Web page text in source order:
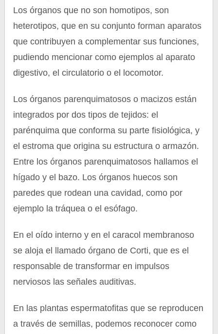
Los órganos que no son homotipos, son
heterotipos, que en su conjunto forman aparatos
que contribuyen a complementar sus funciones,
pudiendo mencionar como ejemplos al aparato
digestivo, el circulatorio o el locomotor.
Los órganos parenquimatosos o macizos están
integrados por dos tipos de tejidos: el
parénquima que conforma su parte fisiológica, y
el estroma que origina su estructura o armazón.
Entre los órganos parenquimatosos hallamos el
hígado y el bazo. Los órganos huecos son
paredes que rodean una cavidad, como por
ejemplo la tráquea o el esófago.
En el oído interno y en el caracol membranoso
se aloja el llamado órgano de Corti, que es el
responsable de transformar en impulsos
nerviosos las señales auditivas.
En las plantas espermatofitas que se reproducen
a través de semillas, podemos reconocer como